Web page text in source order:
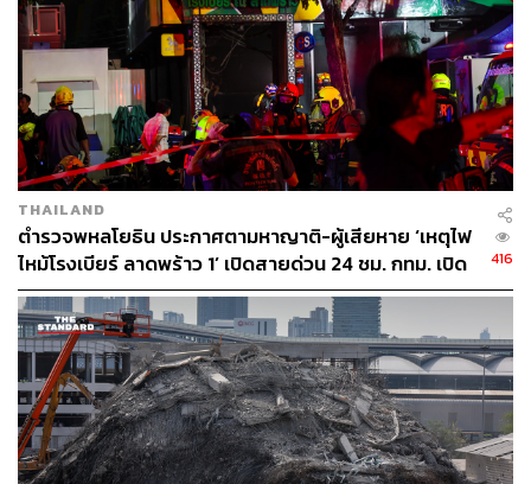
อีกทั้งย่านนี้ยังเชื่อมไปสู่ สนามบินดอนเมืองที่ปัจจุบันรองรับผู้
โดยสารราว 30 ล้านคนต่อปี และกำลังเตรียมขยายโครงการ
เพื่อเพิ่มศักยภาพตามแผนงานของรัฐ ทำให้ดึงคนไทยและ
ต่างชาติเข้ามายังย่านลาดพร้าว-พหลโยธิน
2. เป็นแม่เหล็กดึงดูดการเติบโตใหม่ๆ และจะเป็นตัวเร่งสำคัญ
ที่ยกระดับย่านให้กลายเป็นศูนย์กลางธุรกิจและไลฟ์สไตล์แห่ง
ใหม่ของกรุงเทพฯ โดยย่านนี้มีดีมานด์ที่เติบโตอย่างต่อเนื่อง
Catchment Area มีประชากรประมาณ 2.5 ล้านคน
อีกทั้งจากฐานข้อมูลอ้างอิงจากเซ็นทรัลพัฒนา พบว่าในย่าน
นี้มีกลุ่มลูกค้า Wealth Segment กำลังซื้อสูงกว่าค่าเฉลี่ยคน
กรุงเทพฯ ถึง 2.3 เท่า, อีกทั้งยอดขายต่อพื้นที่ (Sales per
GLA) สูงกว่าค่าเฉลี่ยศูนย์การค้าในกรุงเทพฯ ถึง 45% และ
จำนวนผู้ใช้บริการมากกว่าศูนย์การค้าในกรุงเทพฯ โดยเฉลี่ย
ถึง 2.19 เท่า
THAILAND
ตำรวจพหลโยธิน ประกาศตามหาญาติ-ผู้เสียหาย ‘เหตุไฟ
ไหม้โรงเบียร์ ลาดพร้าว 1’ เปิดสายด่วน 24 ชม. กทม. เปิด
รับคำร้องเยียวยาผู้ได้รับผลกระทบ
416